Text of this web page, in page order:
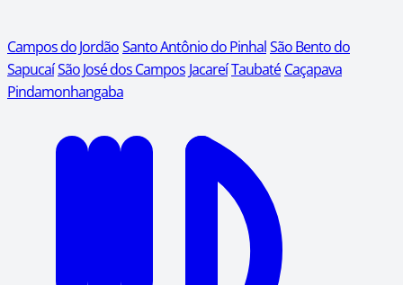
Campos do JordãoSanto Antônio do PinhalSão Bento do
SapucaíSão José dos Campos JacareíTaubaté Caçapava
Pindamonhangaba